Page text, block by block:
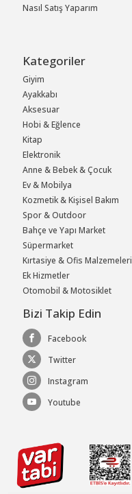
Nasıl Satış Yaparım
Kategoriler
Giyim
Ayakkabı
Aksesuar
Hobi & Eğlence
Kitap
Elektronik
Anne & Bebek & Çocuk
Ev & Mobilya
Kozmetik & Kişisel Bakım
Spor & Outdoor
Bahçe ve Yapı Market
Süpermarket
Kırtasiye & Ofis Malzemeleri
Ek Hizmetler
Otomobil & Motosiklet
Bizi Takip Edin
Facebook
Twitter
Instagram
Youtube